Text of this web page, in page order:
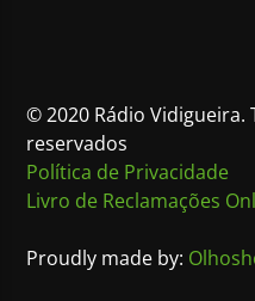
© 2020 Rádio Vidigueira.
reservados
Política de Privacidade
Livro de Reclamações
Proudly made by: